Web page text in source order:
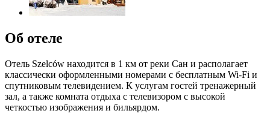
Об отеле
Отель Szelców находится в 1 км от реки Сан и располагает
классически оформленными номерами с бесплатным Wi-Fi и
спутниковым телевидением. К услугам гостей тренажерный
зал, а также комната отдыха с телевизором с высокой
четкостью изображения и бильярдом.